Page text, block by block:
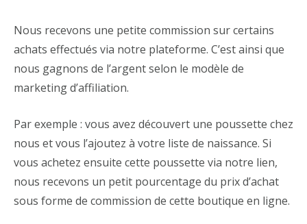
Nous recevons une petite commission sur certains
achats effectués via notre plateforme. C’est ainsi que
nous gagnons de l’argent selon le modèle de
marketing d’affiliation.
Par exemple : vous avez découvert une poussette chez
nous et vous l’ajoutez à votre liste de naissance. Si
vous achetez ensuite cette poussette via notre lien,
nous recevons un petit pourcentage du prix d’achat
sous forme de commission de cette boutique en ligne.